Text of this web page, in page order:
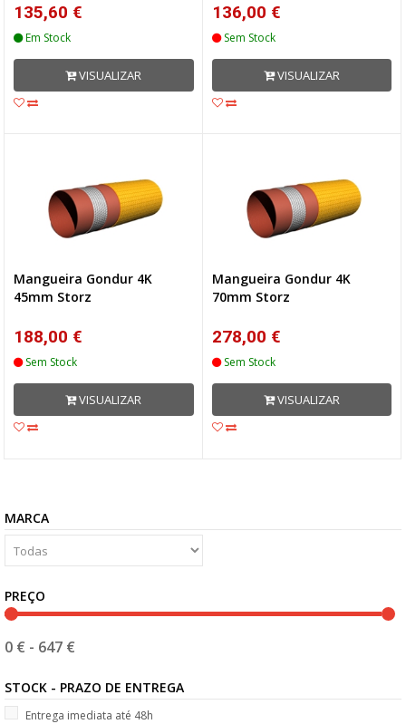
135,60 €
Em Stock
VISUALIZAR
136,00 €
Sem Stock
VISUALIZAR
Mangueira Gondur 4K
45mm Storz
188,00 €
Sem Stock
VISUALIZAR
Mangueira Gondur 4K
70mm Storz
278,00 €
Sem Stock
VISUALIZAR
MARCA
PREÇO
0 € - 647 €
STOCK - PRAZO DE ENTREGA
Entrega imediata até 48h